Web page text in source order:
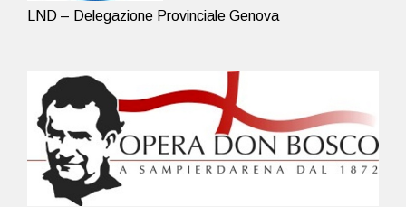
LND – Delegazione Provinciale Genova